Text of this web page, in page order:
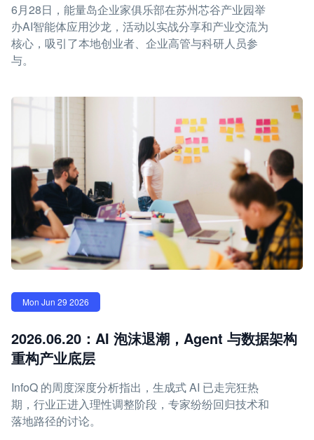
6月28日，能量岛企业家俱乐部在苏州芯谷产业园举
办AI智能体应用沙龙，活动以实战分享和产业交流为
核心，吸引了本地创业者、企业高管与科研人员参
与。
Mon Jun 29 2026
2026.06.20：AI 泡沫退潮，Agent 与数据架构
重构产业底层
InfoQ 的周度深度分析指出，生成式 AI 已走完狂热
期，行业正进入理性调整阶段，专家纷纷回归技术和
落地路径的讨论。